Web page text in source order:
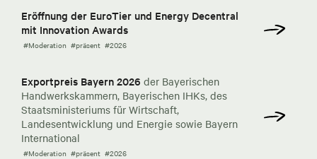
Eröffnung der EuroTier und Energy Decentral
mit Innovation Awards
#Moderation #präsent #2026
Exportpreis Bayern 2026 der Bayerischen
Handwerkskammern, Bayerischen IHKs, des
Staatsministeriums für Wirtschaft,
Landesentwicklung und Energie sowie Bayern
International
#Moderation #präsent #2026